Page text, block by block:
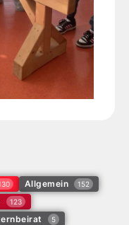
Allgemein 152
123
5